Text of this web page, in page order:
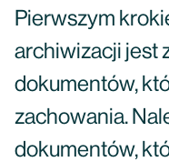
Pierwszym
archiwizacji jest
dokumentów,
zachowania.
dokumentów,